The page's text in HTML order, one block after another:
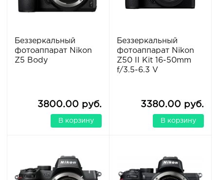
Беззеркальный
фотоаппарат Nikon
Z5 Body
3800.00 руб.
В корзину
Беззеркальный
фотоаппарат Nikon
Z50 II Kit 16-50mm
f/3.5-6.3 V
3380.00 руб.
В корзину